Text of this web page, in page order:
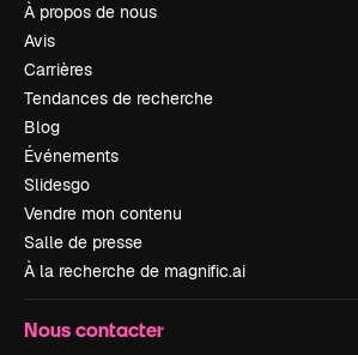
À propos de nous
Avis
Carrières
Tendances de recherche
Blog
Événements
Slidesgo
Vendre mon contenu
Salle de presse
À la recherche de magnific.ai
Nous contacter